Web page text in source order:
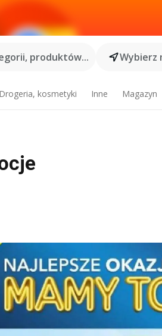
produktów...
Wybierz
Drogeria, kosmetyki Inne Magazyn